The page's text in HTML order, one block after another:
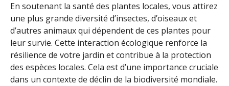
En soutenant la santé des plantes locales, vous attirez
une plus grande diversité d’insectes, d’oiseaux et
d’autres animaux qui dépendent de ces plantes pour
leur survie. Cette interaction écologique renforce la
résilience de votre jardin et contribue à la protection
des espèces locales. Cela est d’une importance cruciale
dans un contexte de déclin de la biodiversité mondiale.